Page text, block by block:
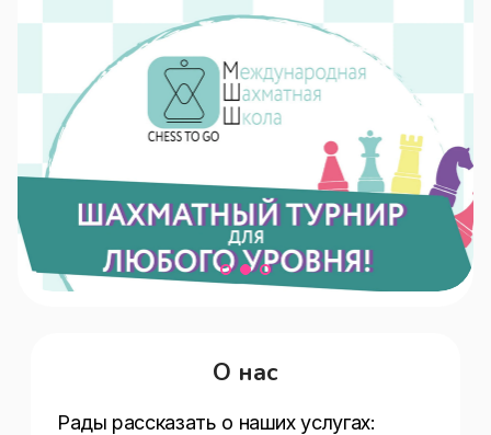
О нас
Рады рассказать о наших услугах: